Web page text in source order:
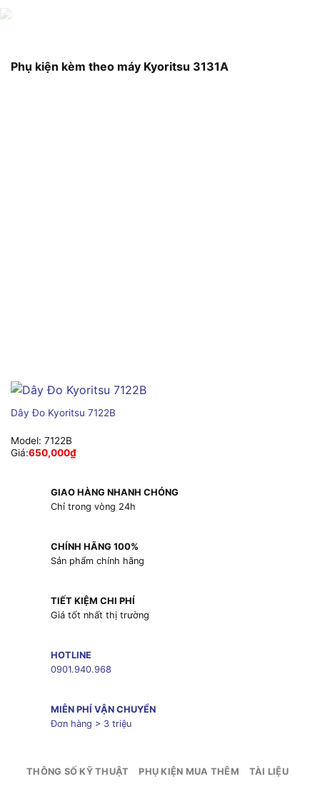
Phụ kiện kèm theo máy Kyoritsu 3131A
Dây Đo Kyoritsu 7122B
Model: 7122B
Giá:650,000₫
GIAO HÀNG NHANH CHÓNG
Chỉ trong vòng 24h
CHÍNH HÃNG 100%
Sản phẩm chính hãng
TIẾT KIỆM CHI PHÍ
Giá tốt nhất thị trường
HOTLINE
0901.940.968
MIỄN PHÍ VẬN CHUYỂN
Đơn hàng > 3 triệu
THÔNG SỐ KỸ THUẬT PHỤ KIỆN MUA THÊM TÀI LIỆU